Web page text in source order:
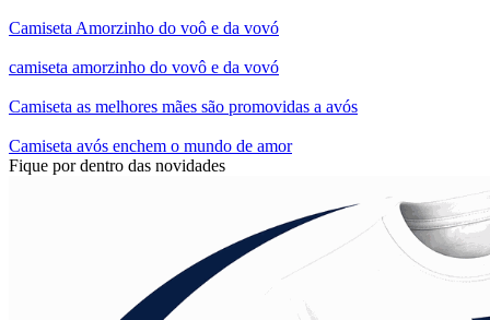
Camiseta Amorzinho do voô e da vovó
camiseta amorzinho do vovô e da vovó
Camiseta as melhores mães são promovidas a avós
Camiseta avós enchem o mundo de amor
Fique por dentro das novidades